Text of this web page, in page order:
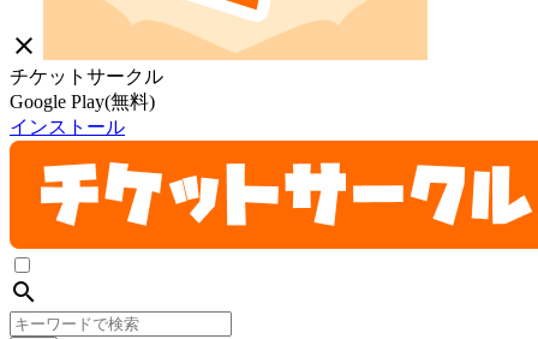
close
チケットサークル
Google Play(無料)
インストール
search